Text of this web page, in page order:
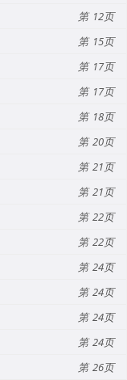
12
15
17
17
18
20
21
21
22
22
24
24
24
24
26